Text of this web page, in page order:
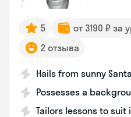
5 от 3190 ₽ за
2 отзыва
Hails from sunny
Possesses a
Tailors lessons to